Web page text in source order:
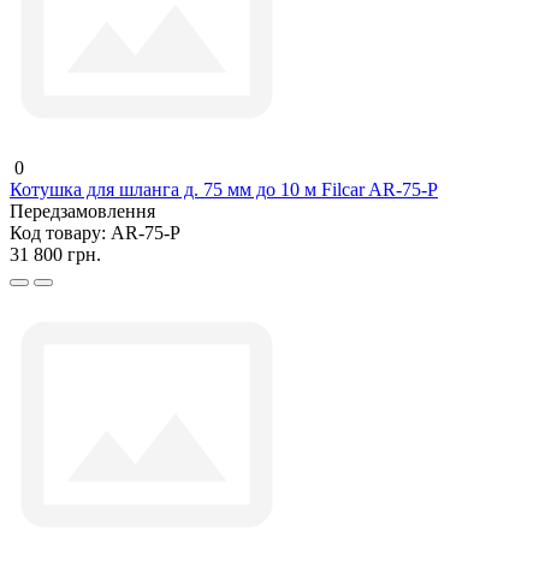
0
Котушка для шланга д. 75 мм до 10 м Filcar AR-75-P
Передзамовлення
Код товару: AR-75-P
31 800 грн.